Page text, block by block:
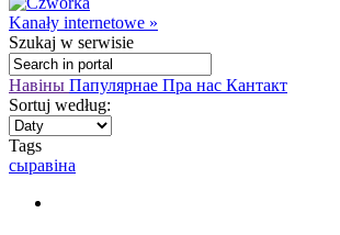
Kanały internetowe »
Szukaj w serwisie
Навіны Папулярнае Пра нас Кантакт
Sortuj według:
Tags
сыравіна